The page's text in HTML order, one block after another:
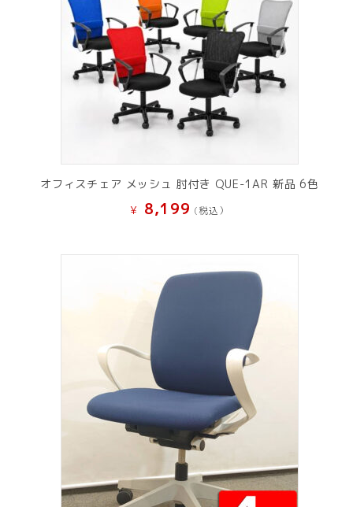
オフィスチェア メッシュ 肘付き QUE-1AR 新品 6色
¥ 8,199 (税込）